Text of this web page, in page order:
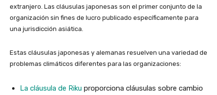
extranjero. Las cláusulas japonesas son el primer conjunto de la
organización sin fines de lucro publicado específicamente para
una jurisdicción asiática.
Estas cláusulas japonesas y alemanas resuelven una variedad de
problemas climáticos diferentes para las organizaciones:
La cláusula de Riku proporciona cláusulas sobre cambio